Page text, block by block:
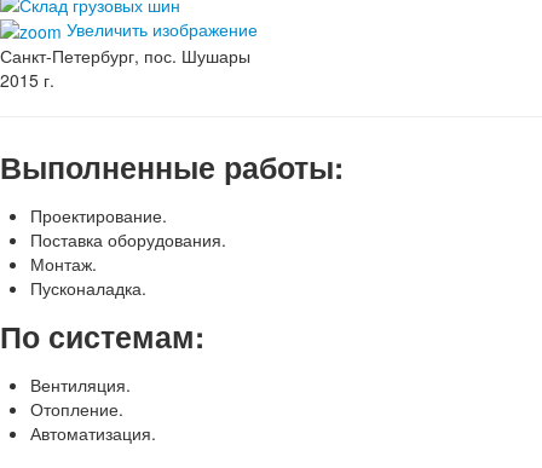
Увеличить изображение
Санкт-Петербург, пос. Шушары
2015 г.
Выполненные работы:
Проектирование.
Поставка оборудования.
Монтаж.
Пусконаладка.
По системам:
Вентиляция.
Отопление.
Автоматизация.